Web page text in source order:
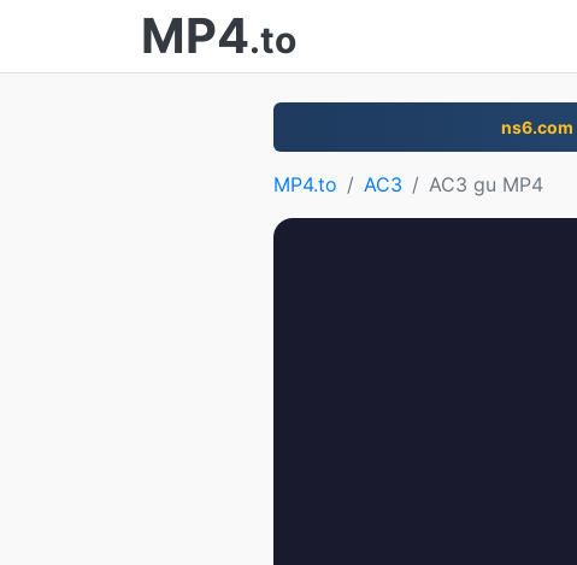
MP4.to
ns6.com
MP4.to AC3 AC3 gu MP4